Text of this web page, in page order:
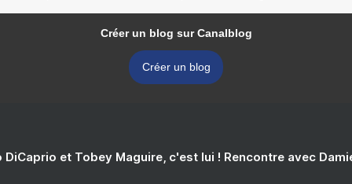
Créer un blog sur Canalblog
Créer un blog
DiCaprio et Tobey Maguire, c'est lui ! Rencontre avec